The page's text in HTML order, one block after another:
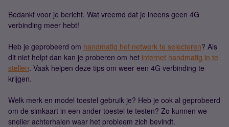
Bedankt voor je bericht. Wat vreemd dat je ineens geen 4G
verbinding meer hebt!
Heb je geprobeerd om handmatig het netwerk te selecteren? Als
dit niet helpt dan kan je proberen om het internet handmatig in te
stellen. Vaak helpen deze tips om weer een 4G verbinding te
krijgen.
Welk merk en model toestel gebruik je? Heb je ook al geprobeerd
om de simkaart in een ander toestel te testen? Zo kunnen we
sneller achterhalen waar het probleem zich bevindt.